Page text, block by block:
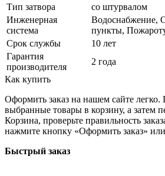
Тип затвора
со штурвалом
Инженерная
система
Водоснабжение,
пункты,
Срок службы
10 лет
Гарантия
производителя
2 года
Как купить
Оформить заказ на нашем сайте легко.
выбранные товары в корзину, а затем
Корзина, проверьте правильность
нажмите кнопку «Оформить заказ»
Быстрый заказ